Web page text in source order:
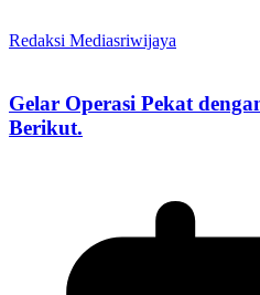
Redaksi Mediasriwijaya
Gelar Operasi Pekat
Berikut.